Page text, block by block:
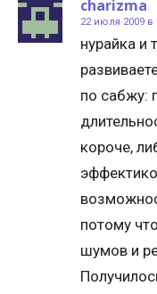
charizma
22 июля 2009 в
нурайка и
по сабжу:
короче,
потому
шумов и